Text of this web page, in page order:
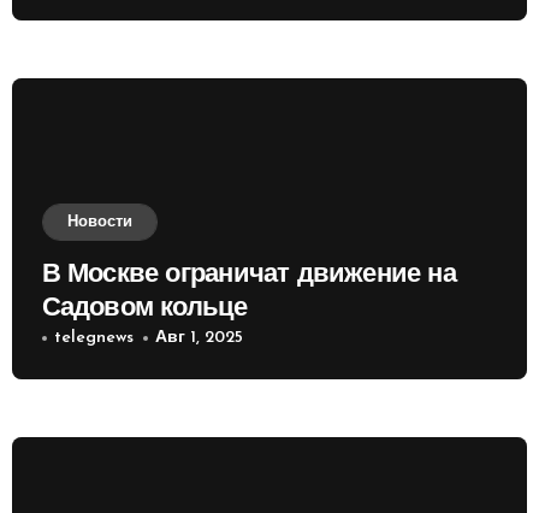
Новости
В Москве ограничат движение на
Садовом кольце
telegnews Авг 1, 2025